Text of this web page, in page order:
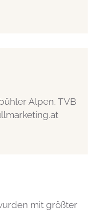
Alpen, TVB
mit größter